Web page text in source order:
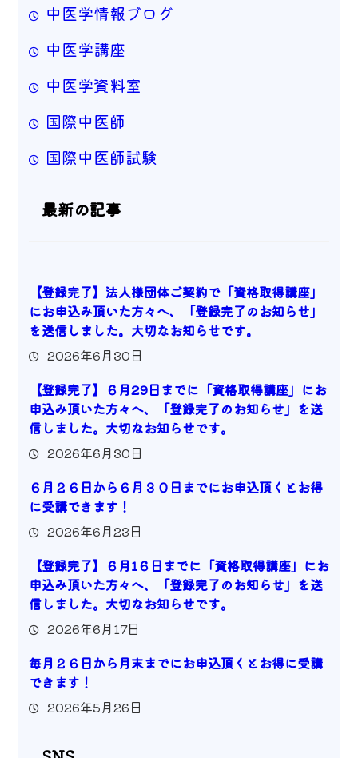
中医学情報ブログ
中医学講座
中医学資料室
国際中医師
国際中医師試験
最新の記事
【登録完了】法人様団体ご契約で「資格取得講座」
にお申込み頂いた方々へ、「登録完了のお知らせ」
を送信しました。大切なお知らせです。
2026年6月30日
【登録完了】６月29日までに「資格取得講座」にお
申込み頂いた方々へ、「登録完了のお知らせ」を送
信しました。大切なお知らせです。
2026年6月30日
６月２６日から６月３０日までにお申込頂くとお得
に受講できます！
2026年6月23日
【登録完了】６月1６日までに「資格取得講座」にお
申込み頂いた方々へ、「登録完了のお知らせ」を送
信しました。大切なお知らせです。
2026年6月17日
毎月２６日から月末までにお申込頂くとお得に受講
できます！
2026年5月26日